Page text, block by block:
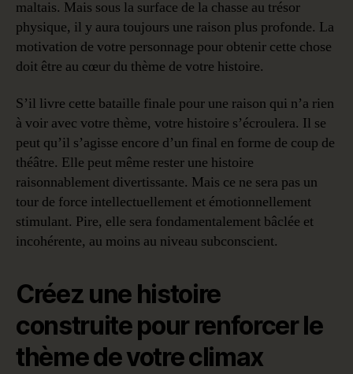
maltais. Mais sous la surface de la chasse au trésor
physique, il y aura toujours une raison plus profonde. La
motivation de votre personnage pour obtenir cette chose
doit être au cœur du thème de votre histoire.
S’il livre cette bataille finale pour une raison qui n’a rien
à voir avec votre thème, votre histoire s’écroulera. Il se
peut qu’il s’agisse encore d’un final en forme de coup de
théâtre. Elle peut même rester une histoire
raisonnablement divertissante. Mais ce ne sera pas un
tour de force intellectuellement et émotionnellement
stimulant. Pire, elle sera fondamentalement bâclée et
incohérente, au moins au niveau subconscient.
Créez une histoire
construite pour renforcer le
thème de votre climax